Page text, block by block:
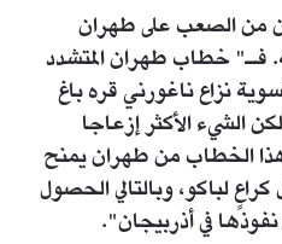
من الصعب على طهران
فـ" خطاب طهران المتشدد
نزاع ناغورني قره باغ
الشيء الأكثر إزعاجا
الخطاب من طهران يمنح
لباكو، وبالتالي الحصول
نفوذها في أذربيجان".